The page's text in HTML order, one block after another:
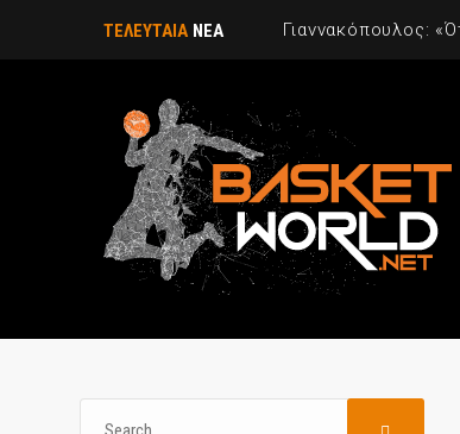
ΤΕΛΕΥΤΑΙΑ ΝΕΑ